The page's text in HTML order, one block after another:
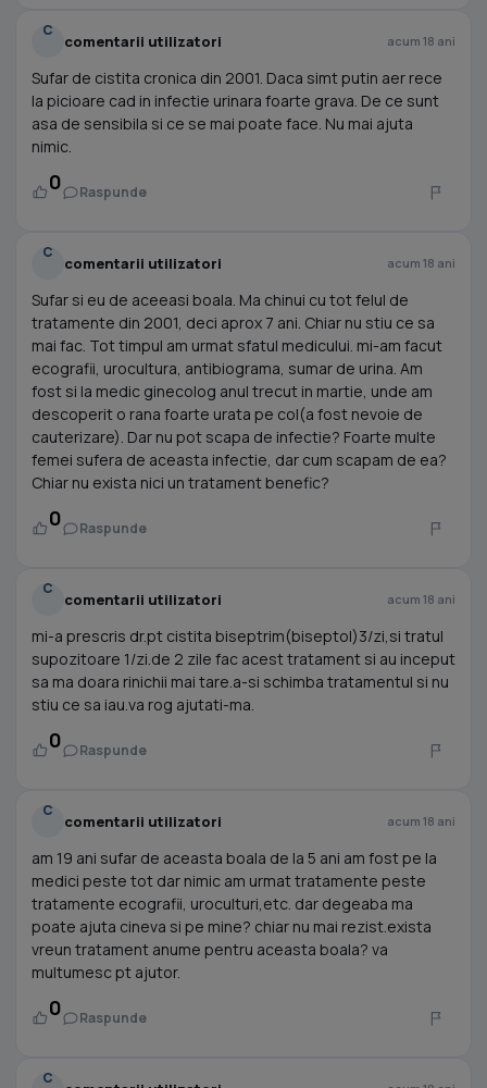
C
comentarii utilizatori acum 18 ani
Sufar de cistita cronica din 2001. Daca simt putin aer rece
la picioare cad in infectie urinara foarte grava. De ce sunt
asa de sensibila si ce se mai poate face. Nu mai ajuta
nimic.
0 Raspunde
C
comentarii utilizatori acum 18 ani
Sufar si eu de aceeasi boala. Ma chinui cu tot felul de
tratamente din 2001, deci aprox 7 ani. Chiar nu stiu ce sa
mai fac. Tot timpul am urmat sfatul medicului. mi-am facut
ecografii, urocultura, antibiograma, sumar de urina. Am
fost si la medic ginecolog anul trecut in martie, unde am
descoperit o rana foarte urata pe col(a fost nevoie de
cauterizare). Dar nu pot scapa de infectie? Foarte multe
femei sufera de aceasta infectie, dar cum scapam de ea?
Chiar nu exista nici un tratament benefic?
0 Raspunde
C
comentarii utilizatori acum 18 ani
mi-a prescris dr.pt cistita biseptrim(biseptol)3/zi,si tratul
supozitoare 1/zi.de 2 zile fac acest tratament si au inceput
sa ma doara rinichii mai tare.a-si schimba tratamentul si nu
stiu ce sa iau.va rog ajutati-ma.
0 Raspunde
C
comentarii utilizatori acum 18 ani
am 19 ani sufar de aceasta boala de la 5 ani am fost pe la
medici peste tot dar nimic am urmat tratamente peste
tratamente ecografii, uroculturi,etc. dar degeaba ma
poate ajuta cineva si pe mine? chiar nu mai rezist.exista
vreun tratament anume pentru aceasta boala? va
multumesc pt ajutor.
0 Raspunde
C